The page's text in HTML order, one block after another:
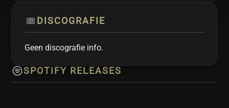
DISCOGRAFIE
Geen discografie info.
SPOTIFY RELEASES